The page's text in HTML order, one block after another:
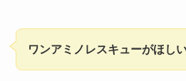
ワンアミノレスキューがほし